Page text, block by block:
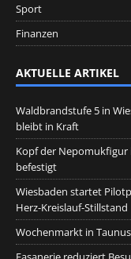
Sport
Finanzen
AKTUELLE ARTIKEL
Waldbrandstufe 5 in
bleibt in Kraft
Kopf der Nepomukfigur
befestigt
Wiesbaden startet
Herz-Kreislauf-Stillstand
Wochenmarkt in